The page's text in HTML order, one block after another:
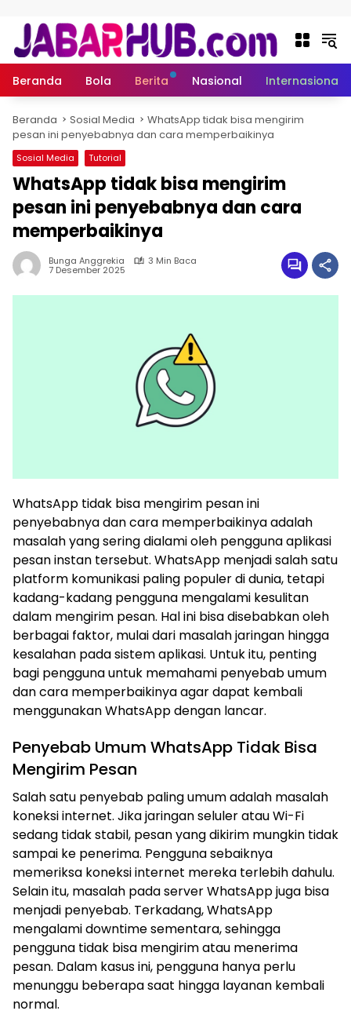
Beranda Bola Berita Nasional Internasional
Beranda Sosial Media
WhatsApp tidak bisa mengirim
pesan ini penyebabnya dan cara memperbaikinya
Sosial Media Tutorial
WhatsApp tidak bisa mengirim
pesan ini penyebabnya dan cara
memperbaikinya
Bunga Anggrekia 3 Min Baca
7 Desember 2025
WhatsApp tidak bisa mengirim pesan ini
penyebabnya dan cara memperbaikinya adalah
masalah yang sering dialami oleh pengguna aplikasi
pesan instan tersebut. WhatsApp menjadi salah satu
platform komunikasi paling populer di dunia, tetapi
kadang-kadang pengguna mengalami kesulitan
dalam mengirim pesan. Hal ini bisa disebabkan oleh
berbagai faktor, mulai dari masalah jaringan hingga
kesalahan pada sistem aplikasi. Untuk itu, penting
bagi pengguna untuk memahami penyebab umum
dan cara memperbaikinya agar dapat kembali
menggunakan WhatsApp dengan lancar.
Penyebab Umum WhatsApp Tidak Bisa
Mengirim Pesan
Salah satu penyebab paling umum adalah masalah
koneksi internet. Jika jaringan seluler atau Wi-Fi
sedang tidak stabil, pesan yang dikirim mungkin tidak
sampai ke penerima. Pengguna sebaiknya
memeriksa koneksi internet mereka terlebih dahulu.
Selain itu, masalah pada server WhatsApp juga bisa
menjadi penyebab. Terkadang, WhatsApp
mengalami downtime sementara, sehingga
pengguna tidak bisa mengirim atau menerima
pesan. Dalam kasus ini, pengguna hanya perlu
menunggu beberapa saat hingga layanan kembali
normal.